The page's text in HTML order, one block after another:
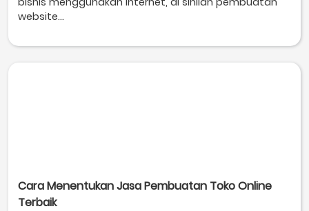
website...
Cara Menentukan Jasa Pembuatan Toko Online
Terbaik